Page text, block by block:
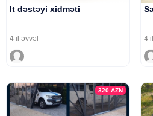
It dəstəyi xidməti
4 il əvvəl 4
320AZN